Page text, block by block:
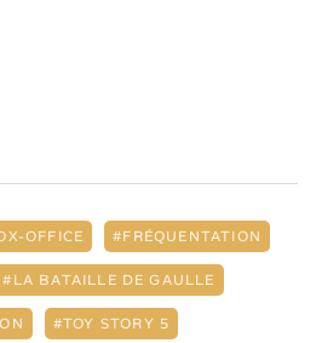
OFFICE FRÉQUENTATION
LA BATAILLE DE GAULLE
TOY STORY 5